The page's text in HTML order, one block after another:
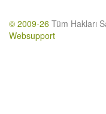
© 2009-26 Tüm Hakları
Websupport